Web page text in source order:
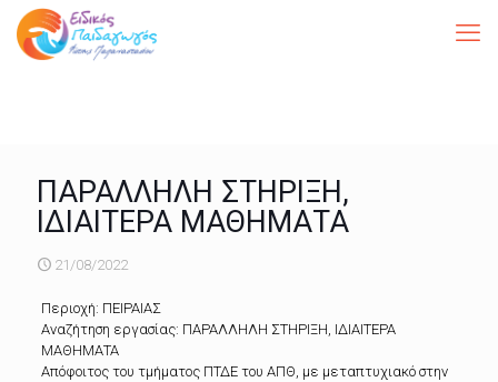
ΠΑΡΑΛΛΗΛΗ ΣΤΗΡΙΞΗ,
ΙΔΙΑΙΤΕΡΑ ΜΑΘΗΜΑΤΑ
21/08/2022
Περιοχή: ΠΕΙΡΑΙΑΣ
Αναζήτηση εργασίας: ΠΑΡΑΛΛΗΛΗ ΣΤΗΡΙΞΗ, ΙΔΙΑΙΤΕΡΑ
ΜΑΘΗΜΑΤΑ
Απόφοιτος του τμήματος ΠΤΔΕ του ΑΠΘ, με μεταπτυχιακό στην